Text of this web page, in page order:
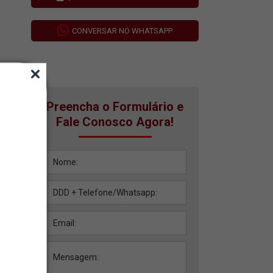
CONVERSAR NO WHATSAPP
Preencha o Formulário e
Fale Conosco Agora!